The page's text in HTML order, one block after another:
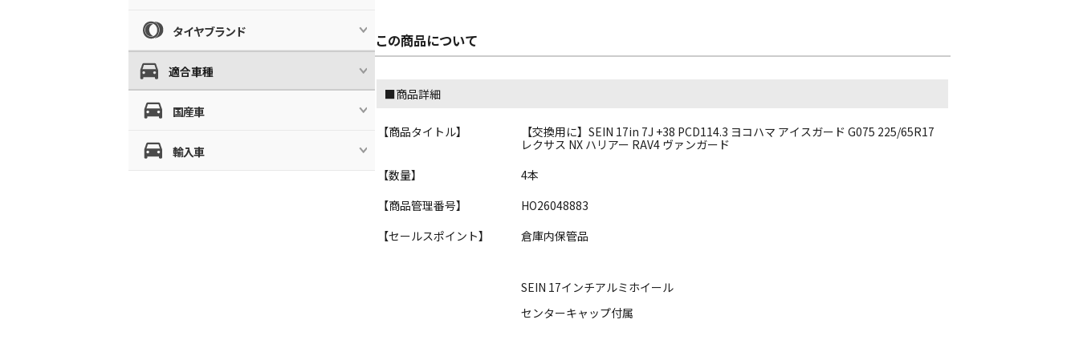
この商品について
■商品詳細
【商品タイトル】
【交換用に】SEIN 17in 7J +38 PCD114.3 ヨコハマ アイスガード G075 225/65R17
レクサス NX ハリアー RAV4 ヴァンガード
【数量】
4本
【商品管理番号】
HO26048883
【セールスポイント】
倉庫内保管品
SEIN 17インチアルミホイール
センターキャップ付属
タイヤブランド
適合車種
国産車
輸入車